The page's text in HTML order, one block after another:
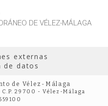
DE VÉLEZ-MÁLAGA
externas
de datos
de Vélez-Málaga
29700 - Vélez-Málaga